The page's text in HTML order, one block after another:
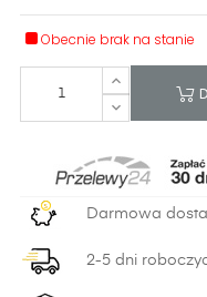
Obecnie brak na stanie
Darmowa
2-5 dni